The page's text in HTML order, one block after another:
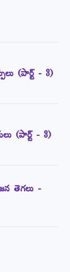
(పార్ట్‌ - 3)
(పార్ట్‌ - 3)
తెగలు -